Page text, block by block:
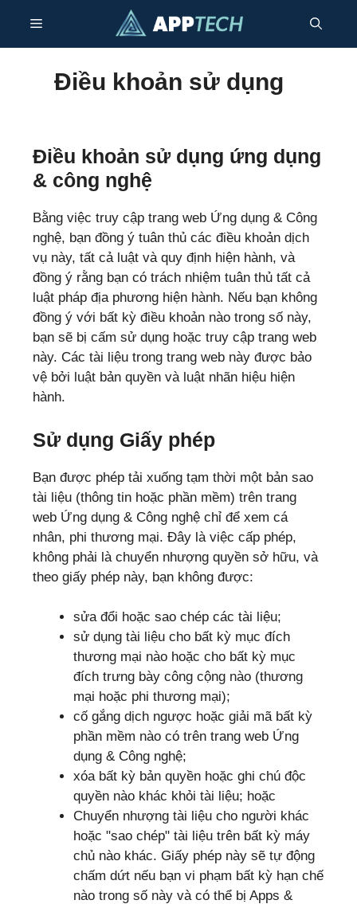
nội
Thực
đơnĐiều khoản sử dụng
Điều khoản sử dụng ứng dụng
& công nghệ
Bằng việc truy cập trang web Ứng dụng & Công
nghệ, bạn đồng ý tuân thủ các điều khoản dịch
vụ này, tất cả luật và quy định hiện hành, và
đồng ý rằng bạn có trách nhiệm tuân thủ tất cả
luật pháp địa phương hiện hành. Nếu bạn không
đồng ý với bất kỳ điều khoản nào trong số này,
bạn sẽ bị cấm sử dụng hoặc truy cập trang web
này. Các tài liệu trong trang web này được bảo
vệ bởi luật bản quyền và luật nhãn hiệu hiện
hành.
Sử dụng Giấy phép
Bạn được phép tải xuống tạm thời một bản sao
tài liệu (thông tin hoặc phần mềm) trên trang
web Ứng dụng & Công nghệ chỉ để xem cá
nhân, phi thương mại. Đây là việc cấp phép,
không phải là chuyển nhượng quyền sở hữu, và
theo giấy phép này, bạn không được:
sửa đổi hoặc sao chép các tài liệu;
sử dụng tài liệu cho bất kỳ mục đích
thương mại nào hoặc cho bất kỳ mục
đích trưng bày công cộng nào (thương
mại hoặc phi thương mại);
cố gắng dịch ngược hoặc giải mã bất kỳ
phần mềm nào có trên trang web Ứng
dụng & Công nghệ;
xóa bất kỳ bản quyền hoặc ghi chú độc
quyền nào khác khỏi tài liệu; hoặc
Chuyển nhượng tài liệu cho người khác
hoặc "sao chép" tài liệu trên bất kỳ máy
chủ nào khác. Giấy phép này sẽ tự động
chấm dứt nếu bạn vi phạm bất kỳ hạn chế
nào trong số này và có thể bị Apps &